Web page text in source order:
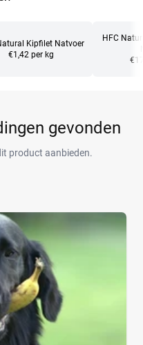
Kipfilet Natvoer
€1,42 per kg
HFC
gevonden
product aanbieden.